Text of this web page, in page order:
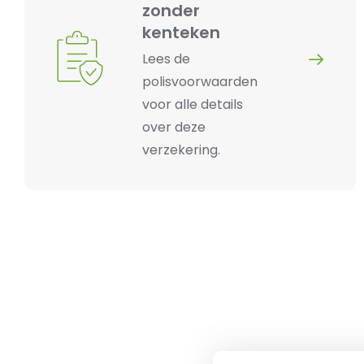
zonder
kenteken
Lees de
polisvoorwaarden
voor alle details
over deze
verzekering.